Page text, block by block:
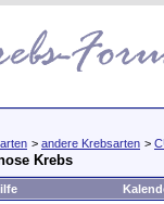
> andere Krebsarten >
Krebs